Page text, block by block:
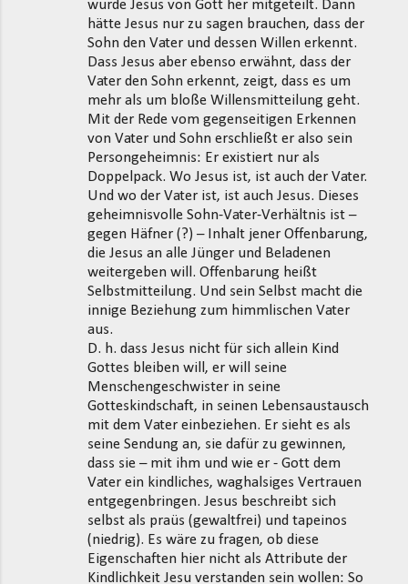
wurde Jesus von Gott her mitgeteilt. Dann
hätte Jesus nur zu sagen brauchen, dass der
Sohn den Vater und dessen Willen erkennt.
Dass Jesus aber ebenso erwähnt, dass der
Vater den Sohn erkennt, zeigt, dass es um
mehr als um bloße Willensmitteilung geht.
Mit der Rede vom gegenseitigen Erkennen
von Vater und Sohn erschließt er also sein
Persongeheimnis: Er existiert nur als
Doppelpack. Wo Jesus ist, ist auch der Vater.
Und wo der Vater ist, ist auch Jesus. Dieses
geheimnisvolle Sohn-Vater-Verhältnis ist –
gegen Häfner (?) – Inhalt jener Offenbarung,
die Jesus an alle Jünger und Beladenen
weitergeben will. Offenbarung heißt
Selbstmitteilung. Und sein Selbst macht die
innige Beziehung zum himmlischen Vater
aus.
D. h. dass Jesus nicht für sich allein Kind
Gottes bleiben will, er will seine
Menschengeschwister in seine
Gotteskindschaft, in seinen Lebensaustausch
mit dem Vater einbeziehen. Er sieht es als
seine Sendung an, sie dafür zu gewinnen,
dass sie – mit ihm und wie er - Gott dem
Vater ein kindliches, waghalsiges Vertrauen
entgegenbringen. Jesus beschreibt sich
selbst als praüs (gewaltfrei) und tapeinos
(niedrig). Es wäre zu fragen, ob diese
Eigenschaften hier nicht als Attribute der
Kindlichkeit Jesu verstanden sein wollen: So